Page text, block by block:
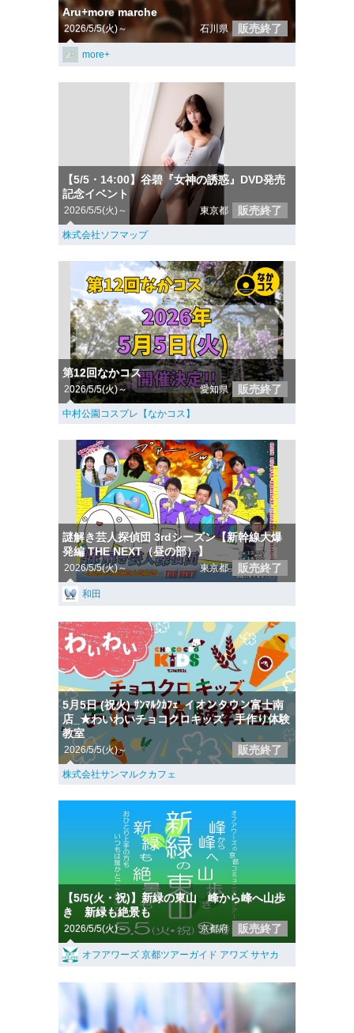
Aru+more marche
2026/5/5(火)～ 石川県 販売終了
more+
【5/5・14:00】谷碧『女神の誘惑』DVD発売
記念イベント
2026/5/5(火)～ 東京都 販売終了
株式会社ソフマップ
第12回なかコス
2026/5/5(火)～ 愛知県 販売終了
中村公園コスプレ【なかコス】
謎解き芸人探偵団 3rdシーズン【新幹線大爆
発編 THE NEXT（昼の部）】
2026/5/5(火)～ 東京都 販売終了
和田
5月5日 (祝火) ｻﾝﾏﾙｸｶﾌｪ_イオンタウン富士南
店_★わいわいチョコクロキッズ 手作り体験
教室
2026/5/5(火)～ 販売終了
株式会社サンマルクカフェ
【5/5(火・祝)】新緑の東山 峰から峰へ山歩
き 新緑も絶景も
2026/5/5(火)～ 京都府 販売終了
オフアワーズ 京都ツアーガイド アワズ サヤカ